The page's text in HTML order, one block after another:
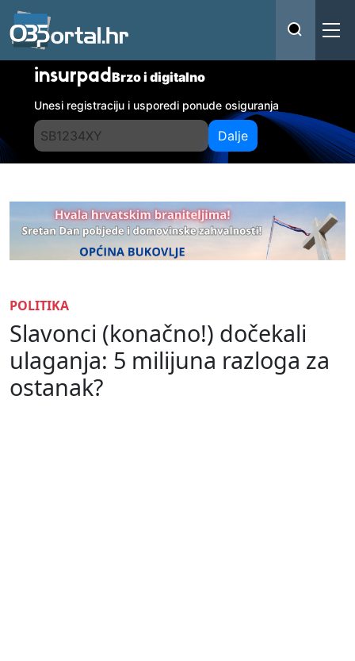
insurpadBrzo i digitalno
Unesi registraciju i usporedi ponude osiguranja
Dalje
POLITIKA
Slavonci (konačno!) dočekali
ulaganja: 5 milijuna razloga za
ostanak?